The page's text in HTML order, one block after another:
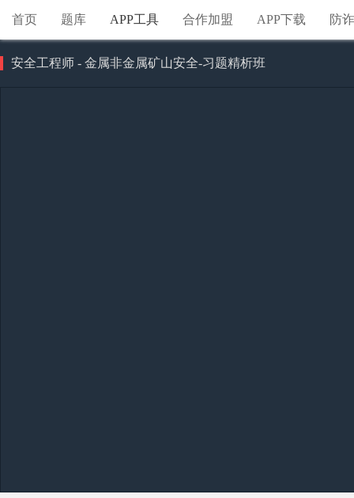
首页 题库 APP工具 合作加盟 APP下载 防
安全工程师 - 金属非金属矿山安全-习题精析班